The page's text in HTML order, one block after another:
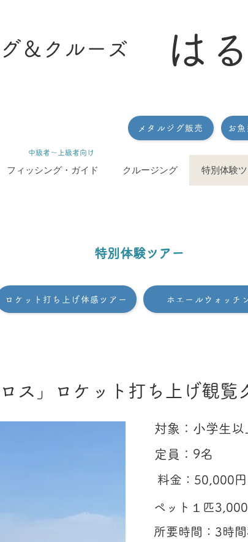
＆クルーズ は
メタルジグ販売 お
フィッシング・ガイド クルージング 特別体験
​中級者〜上級者向け
​特別体験ツアー
ロケット打ち上げ体感ツアー ホエールウォッチ
ス」ロケット打ち上げ観
対象：小学生以
​定員：9名
料金：50,000円
ペット１匹
所要時間：3時